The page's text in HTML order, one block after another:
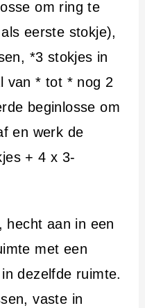
om ring te
eerste stokje),
*3 stokjes in
van * tot * nog 2
beginlosse om
en werk de
+ 4 x 3-
hecht aan in een
met een
dezelfde ruimte.
vaste in